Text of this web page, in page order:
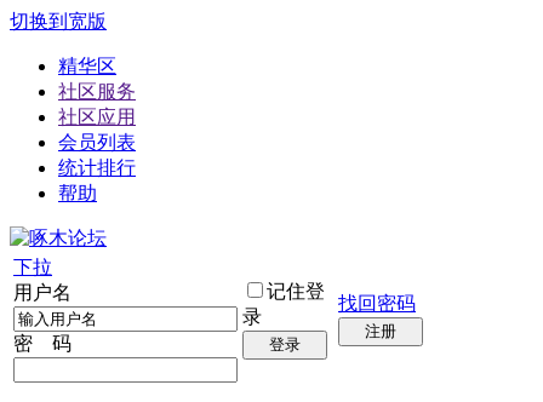
切换到宽版
精华区
社区服务
社区应用
会员列表
统计排行
帮助
下拉
用户名
密 码
记住登
录
登录
找回密码
注册